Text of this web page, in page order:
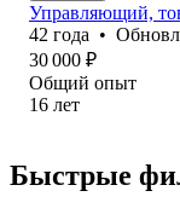
Управляющий,
42 года •
30 000 ₽
Общий опыт
16 лет
Быстрые